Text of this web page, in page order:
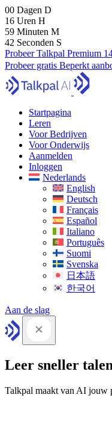
00 Dagen D
16 Uren H
59 Minuten M
40 Seconden S
Probeer Talkpal Premium
Probeer gratis Beperkt
Startpagina
Leren
Voor Bedrijven
Voor Onderwijs
Aanmelden
Inloggen
Nederlands
English
Deutsch
Français
Español
Italiano
Português
Suomi
Svenska
日本語
한국어
Aan de slag
Leer sneller
Talkpal maakt van AI jouw